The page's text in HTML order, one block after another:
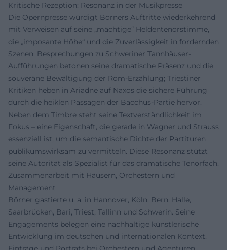
Kritische Rezeption: Resonanz in der Musikpresse
Die Opernpresse würdigt Börners Auftritte wiederkehrend
mit Verweisen auf seine „mächtige“ Heldentenorstimme,
die „imposante Höhe“ und die Zuverlässigkeit in fordernden
Szenen. Besprechungen zu Schweriner Tannhäuser-
Aufführungen betonen seine dramatische Präsenz und die
souveräne Bewältigung der Rom-Erzählung; Triestiner
Kritiken heben in Ariadne auf Naxos die sichere Führung
durch die heiklen Passagen der Bacchus-Partie hervor.
Neben dem Timbre steht seine Textverständlichkeit im
Fokus – eine Eigenschaft, die gerade in Wagner und Strauss
essenziell ist, um die semantische Dichte der Partituren
publikumswirksam zu vermitteln. Diese Resonanz stützt
seine Autorität als Spezialist für das dramatische Tenorfach.
Zusammenarbeit mit Häusern, Orchestern und
Management
Börner gastierte u. a. in Hannover, Köln, Bern, Halle,
Saarbrücken, Bari, Triest, Tallinn und Schwerin. Seine
Engagements belegen eine nachhaltige künstlerische
Entwicklung im deutschen und internationalen Kontext.